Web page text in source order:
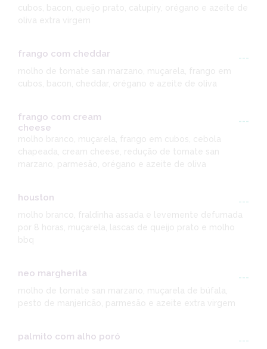
cubos, bacon, queijo prato, catupiry, orégano e azeite de
frango com cheddar
---
cubos, bacon, cheddar, orégano e azeite de oliva
frango com cream
cheese
---
molho branco, muçarela, frango em cubos, cebola
chapeada, cream cheese, redução de tomate san
houston
---
molho branco, fraldinha assada e levemente defumada
por 8 horas, muçarela, lascas de queijo prato e molho
neo margherita
---
pesto de manjericão, parmesão e azeite extra virgem
palmito com alho poró ---